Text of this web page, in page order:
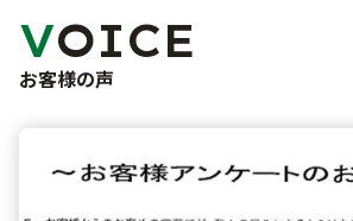
くるま買い取り査定
ご購入から納車まで
車検
点検・一般修理
サポート
よくあるご質問
事故・故障対応について
VOICE
お客様の声